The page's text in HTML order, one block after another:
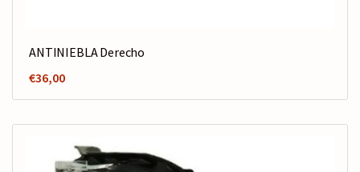
ANTINIEBLA Derecho
€36,00